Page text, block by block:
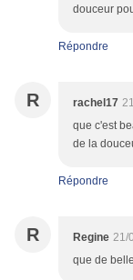
douceur
Répondre
R rachel17
que c'est
de la
Répondre
R Regine 21/
que de